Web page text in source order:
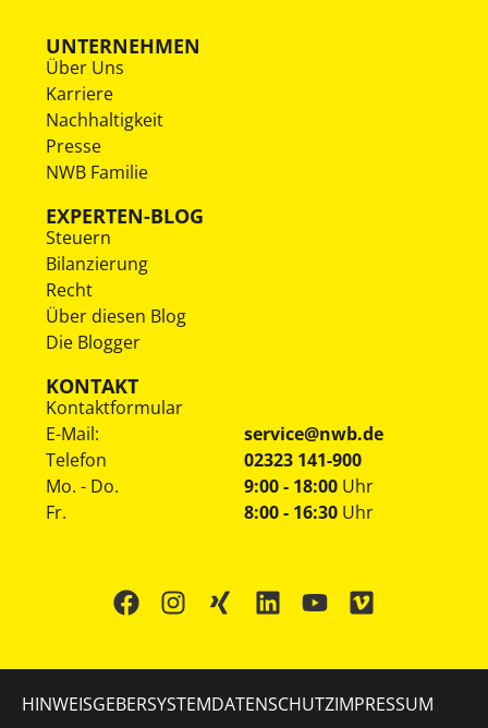
UNTERNEHMEN
Über Uns
Karriere
Nachhaltigkeit
Presse
NWB Familie
EXPERTEN-BLOG
Steuern
Bilanzierung
Recht
Über diesen Blog
Die Blogger
KONTAKT
Kontaktformular
E-Mail:
service@nwb.de
Telefon
02323 141-900
Mo. - Do.
Fr.
9:00 - 18:00 Uhr
8:00 - 16:30 Uhr
HINWEISGEBERSYSTEMDATENSCHUTZIMPRESSUM